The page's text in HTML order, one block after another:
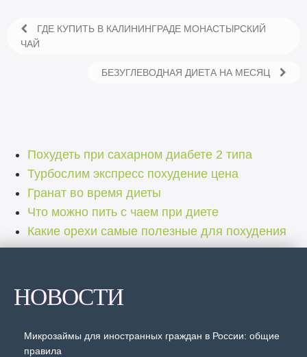
ГДЕ КУПИТЬ В КАЛИНИНГРАДЕ МОНАСТЫРСКИЙ
ЧАЙ
БЕЗУГЛЕВОДНАЯ ДИЕТА НА МЕСЯЦ
Похудеть при сахарном диабете 2 типа
Турбослим экспресс похудение цена
Гранат во время диеты
Что можно пить с чаем при диете
Какие орехи самые полезные для похудения
НОВОСТИ
Микрозаймы для иностранных граждан в России: общие
правила